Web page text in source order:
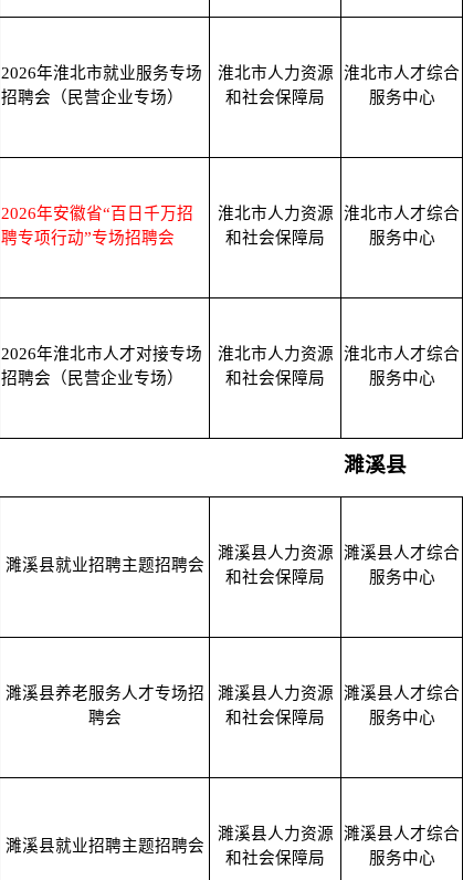
2026年淮北市就业服务专场
招聘会（民营企业专场）
淮北市人力资源
和社会保障局
淮北市人才综合
服务中心
2026年安徽省“百日千万招
聘专项行动”专场招聘会
淮北市人力资源
和社会保障局
淮北市人才综合
服务中心
2026年淮北市人才对接专场
招聘会（民营企业专场）
淮北市人力资源
和社会保障局
淮北市人才综合
服务中心
濉溪县
濉溪县就业招聘主题招聘会
濉溪县人力资源
和社会保障局
濉溪县人才综合
服务中心
濉溪县养老服务人才专场招
聘会
濉溪县人力资源
和社会保障局
濉溪县人才综合
服务中心
濉溪县就业招聘主题招聘会
濉溪县人力资源
和社会保障局
濉溪县人才综合
服务中心